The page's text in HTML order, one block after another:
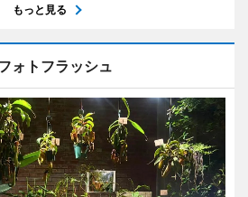
もっと見る
ォトフラッシュ